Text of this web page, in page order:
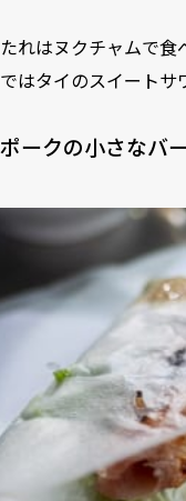
たれはヌクチャムで
ではタイのスイートサ
ポークの小さなバ